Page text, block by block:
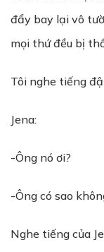
đẩy bay lại vô
mọi thứ đều bị
Tôi nghe tiếng
Jena:
-Ông nó ơi?
-Ông có sao
Nghe tiếng của